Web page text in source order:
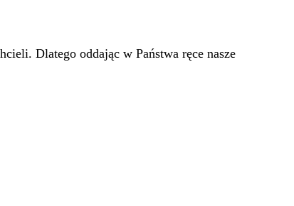
Dlatego oddając w Państwa ręce nasze